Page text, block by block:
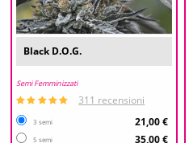
Black D.O.G.
Semi Femminizzati
311 recensioni
3 semi 21,00 €
5 semi 35,00 €